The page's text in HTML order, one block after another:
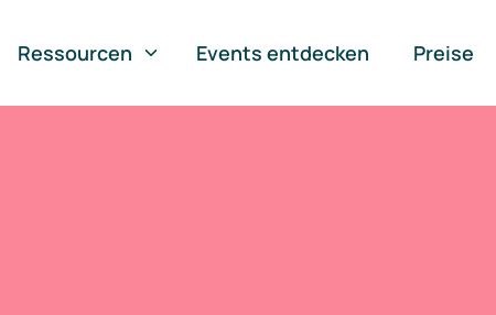
Ressourcen Events entdecken Preise